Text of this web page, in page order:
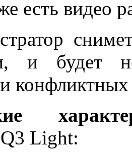
есть видео
и будет
конфликтных
Light: